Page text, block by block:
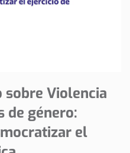
Violencia
de género:
el